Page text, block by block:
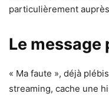
particulièrement
Le message
« Ma faute », déjà
streaming, cache une